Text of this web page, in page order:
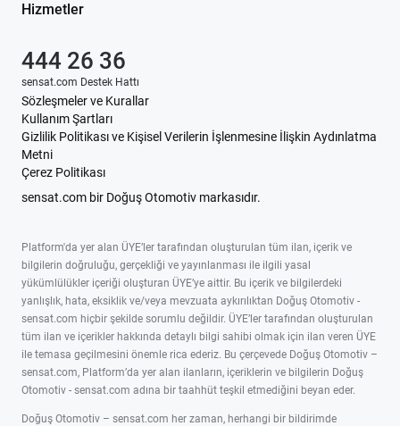
Hizmetler
Sözleşmeler ve Kurallar
Kullanım Şartları
Gizlilik Politikası ve Kişisel Verilerin İşlenmesine İlişkin Aydınlatma
Metni
Çerez Politikası
sensat.com bir Doğuş Otomotiv markasıdır.
444 26 36
sensat.com Destek Hattı
Platform'da yer alan ÜYE’ler tarafından oluşturulan tüm ilan, içerik ve
bilgilerin doğruluğu, gerçekliği ve yayınlanması ile ilgili yasal
yükümlülükler içeriği oluşturan ÜYE’ye aittir. Bu içerik ve bilgilerdeki
yanlışlık, hata, eksiklik ve/veya mevzuata aykırılıktan Doğuş Otomotiv -
sensat.com hiçbir şekilde sorumlu değildir. ÜYE’ler tarafından oluşturulan
tüm ilan ve içerikler hakkında detaylı bilgi sahibi olmak için ilan veren ÜYE
ile temasa geçilmesini önemle rica ederiz. Bu çerçevede Doğuş Otomotiv –
sensat.com, Platform’da yer alan ilanların, içeriklerin ve bilgilerin Doğuş
Otomotiv - sensat.com adına bir taahhüt teşkil etmediğini beyan eder.
Doğuş Otomotiv – sensat.com her zaman, herhangi bir bildirimde